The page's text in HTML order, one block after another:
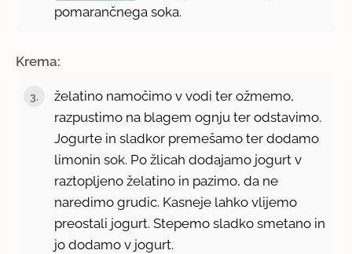
pomarančnega soka.
Krema:
želatino namočimo v vodi ter ožmemo,
razpustimo na blagem ognju ter odstavimo.
Jogurte in sladkor premešamo ter dodamo
limonin sok. Po žlicah dodajamo jogurt v
raztopljeno želatino in pazimo, da ne
naredimo grudic. Kasneje lahko vlijemo
preostali jogurt. Stepemo sladko smetano in
jo dodamo v jogurt.